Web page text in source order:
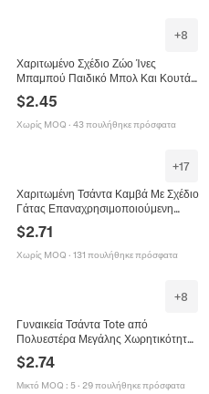
+8
Χαριτωμένο Σχέδιο Ζώο Ίνες
Μπαμπού Παιδικό Μπολ Και Κουτάλι
Μωρού Οικολογικό
$2.45
Χωρίς MOQ · 43 πουλήθηκε πρόσφατα
+17
Χαριτωμένη Τσάντα Καμβά Με Σχέδιο
Γάτας Επαναχρησιμοποιούμενη
Τσάντα Ώμου Για Γυναίκες Κορίτσια
Kawaii Αναδιπλούμενη
$2.71
Χωρίς MOQ · 131 πουλήθηκε πρόσφατα
+8
Γυναικεία Τσάντα Tote από
Πολυεστέρα Μεγάλης Χωρητικότητας
Με Τύπωμα Σκύλου Καρτούν
Επαναχρησιμοποιούμενη Τσάντα
Ώμου Καθημερινή
$2.74
Μικτό MOQ : 5· 29 πουλήθηκε πρόσφατα